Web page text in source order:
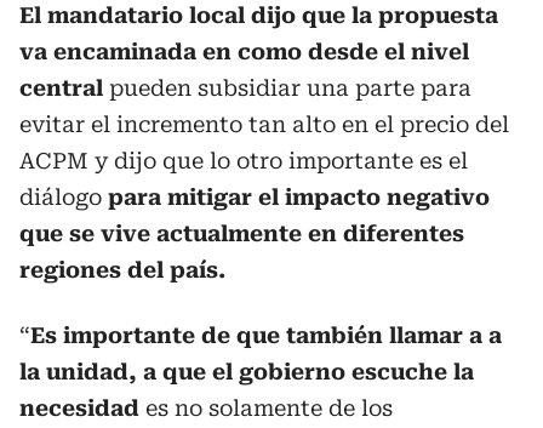
El mandatario local dijo que la propuesta
va encaminada en como desde el nivel
central pueden subsidiar una parte para
evitar el incremento tan alto en el precio del
ACPM y dijo que lo otro importante es el
diálogo para mitigar el impacto negativo
que se vive actualmente en diferentes
regiones del país.
“Es importante de que también llamar a a
la unidad, a que el gobierno escuche la
necesidad es no solamente de los